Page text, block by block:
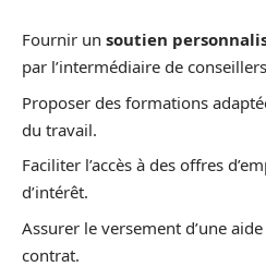
Fournir un soutien
par l’intermédiaire de
Proposer des formations
du travail.
Faciliter l’accès à des offres
d’intérêt.
Assurer le versement d’une
contrat.